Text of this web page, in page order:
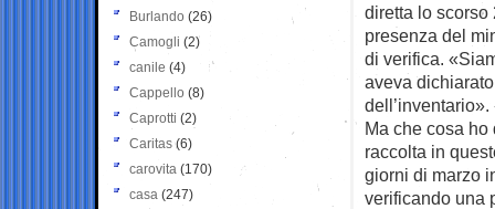
diretta lo scorso
presenza del
di verifica.
aveva
Ma che cosa ho
raccolta in
giorni di marzo
verificando una
Burlando (26)
Camogli (2)
canile (4)
Cappello (8)
Caprotti (2)
Caritas (6)
carovita (170)
casa (247)